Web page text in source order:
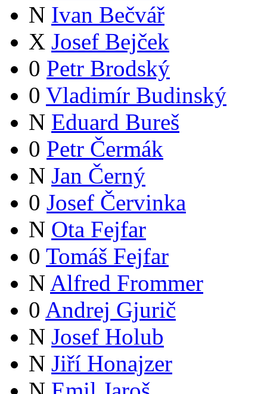
N Ivan Bečvář
X Josef Bejček
0 Petr Brodský
0 Vladimír Budinský
N Eduard Bureš
0 Petr Čermák
N Jan Černý
0 Josef Červinka
N Ota Fejfar
0 Tomáš Fejfar
N Alfred Frommer
0 Andrej Gjurič
N Josef Holub
N Jiří Honajzer